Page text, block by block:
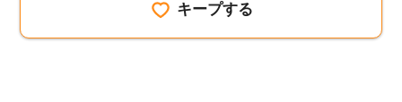
キープする